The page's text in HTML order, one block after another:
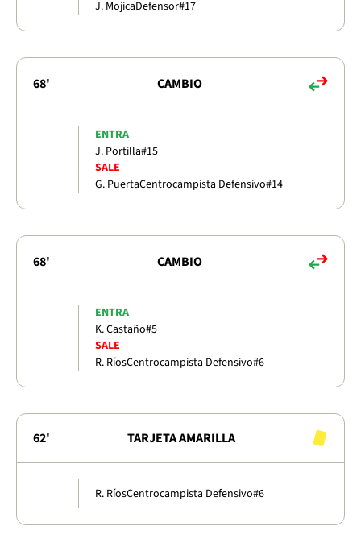
J. MojicaDefensor#17
68' CAMBIO
ENTRA
J. Portilla#15
SALE
G. PuertaCentrocampista Defensivo#14
68' CAMBIO
ENTRA
K. Castaño#5
SALE
R. RíosCentrocampista Defensivo#6
62' TARJETA AMARILLA
R. RíosCentrocampista Defensivo#6